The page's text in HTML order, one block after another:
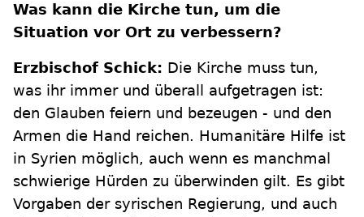
Was kann die Kirche tun, um die
Situation vor Ort zu verbessern?
Erzbischof Schick: Die Kirche muss tun,
was ihr immer und überall aufgetragen ist:
den Glauben feiern und bezeugen - und den
Armen die Hand reichen. Humanitäre Hilfe ist
in Syrien möglich, auch wenn es manchmal
schwierige Hürden zu überwinden gilt. Es gibt
Vorgaben der syrischen Regierung, und auch